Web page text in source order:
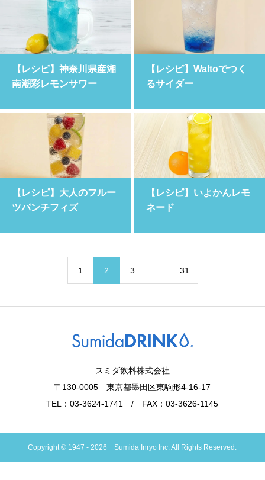
【レシピ】神奈川県産湘
南潮彩レモンサワー
【レシピ】Waltoでつく
るサイダー
【レシピ】大人のフルー
ツパンチフィズ
【レシピ】いよかんレモ
ネード
1 2 3 31
スミダ飲料株式会社
〒130-0005 東京都墨田区東駒形4-16-17
TEL：03-3624-1741 / FAX：03-3626-1145
Copyright © 1947 - 2026 Sumida Inryo Inc. All Rights Reserved.